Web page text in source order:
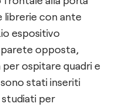
librerie con ante
espositivo
parete opposta,
ospitare quadri e
stati inseriti
per